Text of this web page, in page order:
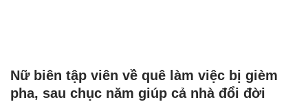
Nữ biên tập viên về quê làm việc bị gièm
pha, sau chục năm giúp cả nhà đổi đời